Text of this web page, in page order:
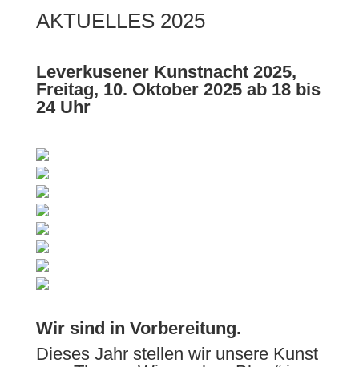
AKTUELLES 2025
Leverkusener Kunstnacht 2025,
Freitag, 10. Oktober 2025 ab 18 bis
24 Uhr
Wir sind in Vorbereitung.
Dieses Jahr stellen wir unsere Kunst